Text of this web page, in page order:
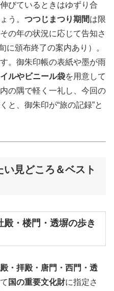
びているときはゆずり合
う。 つつじまつり期間は限
の年の状況に応じて告知さ
に頒布終了の案内あり）。
。御朱印帳の表紙や墨が雨
ルやビニール袋を用意して
の隅で軽く一礼し、今回の
と、御朱印が“旅の記録”と
見どころ＆ベスト
・楼門・透塀の歩き
・拝殿・唐門・西門・透
国の重要文化財に指定さ